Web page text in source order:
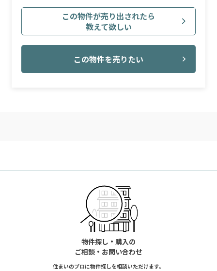
この物件が売り出されたら
教えて欲しい
この物件を売りたい
物件探し・購入の
ご相談・お問い合わせ
住まいのプロに物件探しを相談いただけます。